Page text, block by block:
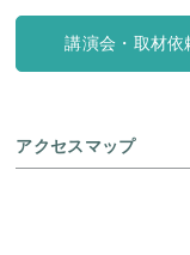
講演会・取材
アクセスマップ